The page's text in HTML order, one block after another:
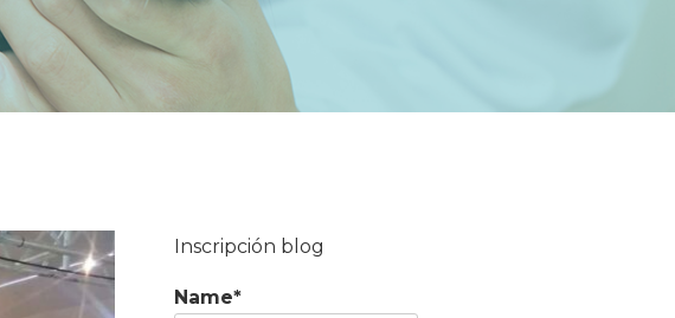
Inscripción blog
Name*